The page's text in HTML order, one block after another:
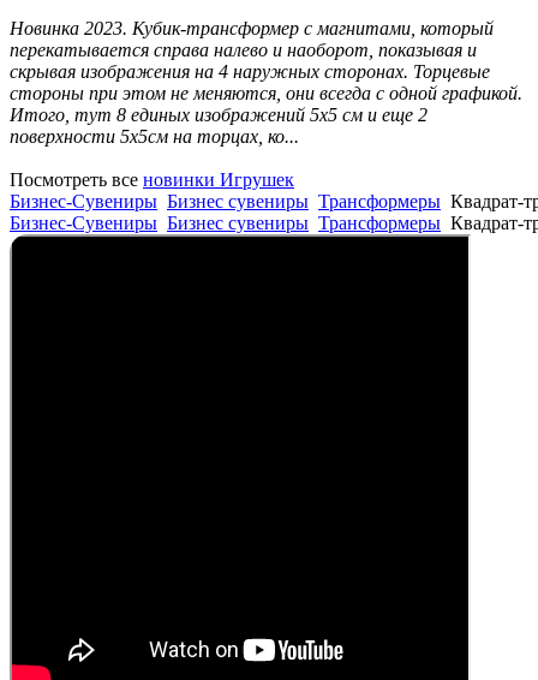
Новинка 2023. Кубик-трансформер с магнитами, который
перекатывается справа налево и наоборот, показывая и
скрывая изображения на 4 наружных сторонах. Торцевые
стороны при этом не меняются, они всегда с одной графикой.
Итого, тут 8 единых изображений 5х5 см и еще 2
поверхности 5х5см на торцах, ко...
Посмотреть все новинки Игрушек
Бизнес-Сувениры Бизнес сувениры Трансформеры Квадрат-
Бизнес-Сувениры Бизнес сувениры Трансформеры Квадрат-